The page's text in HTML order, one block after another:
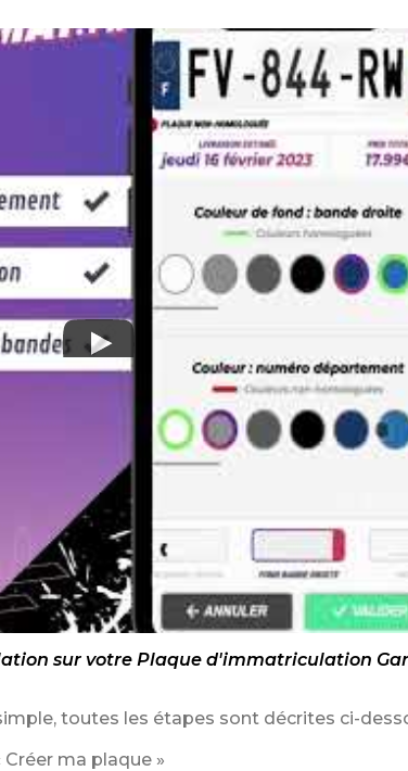
sur votre Plaque d'immatriculation
toutes les étapes sont décrites ci-
ma plaque »